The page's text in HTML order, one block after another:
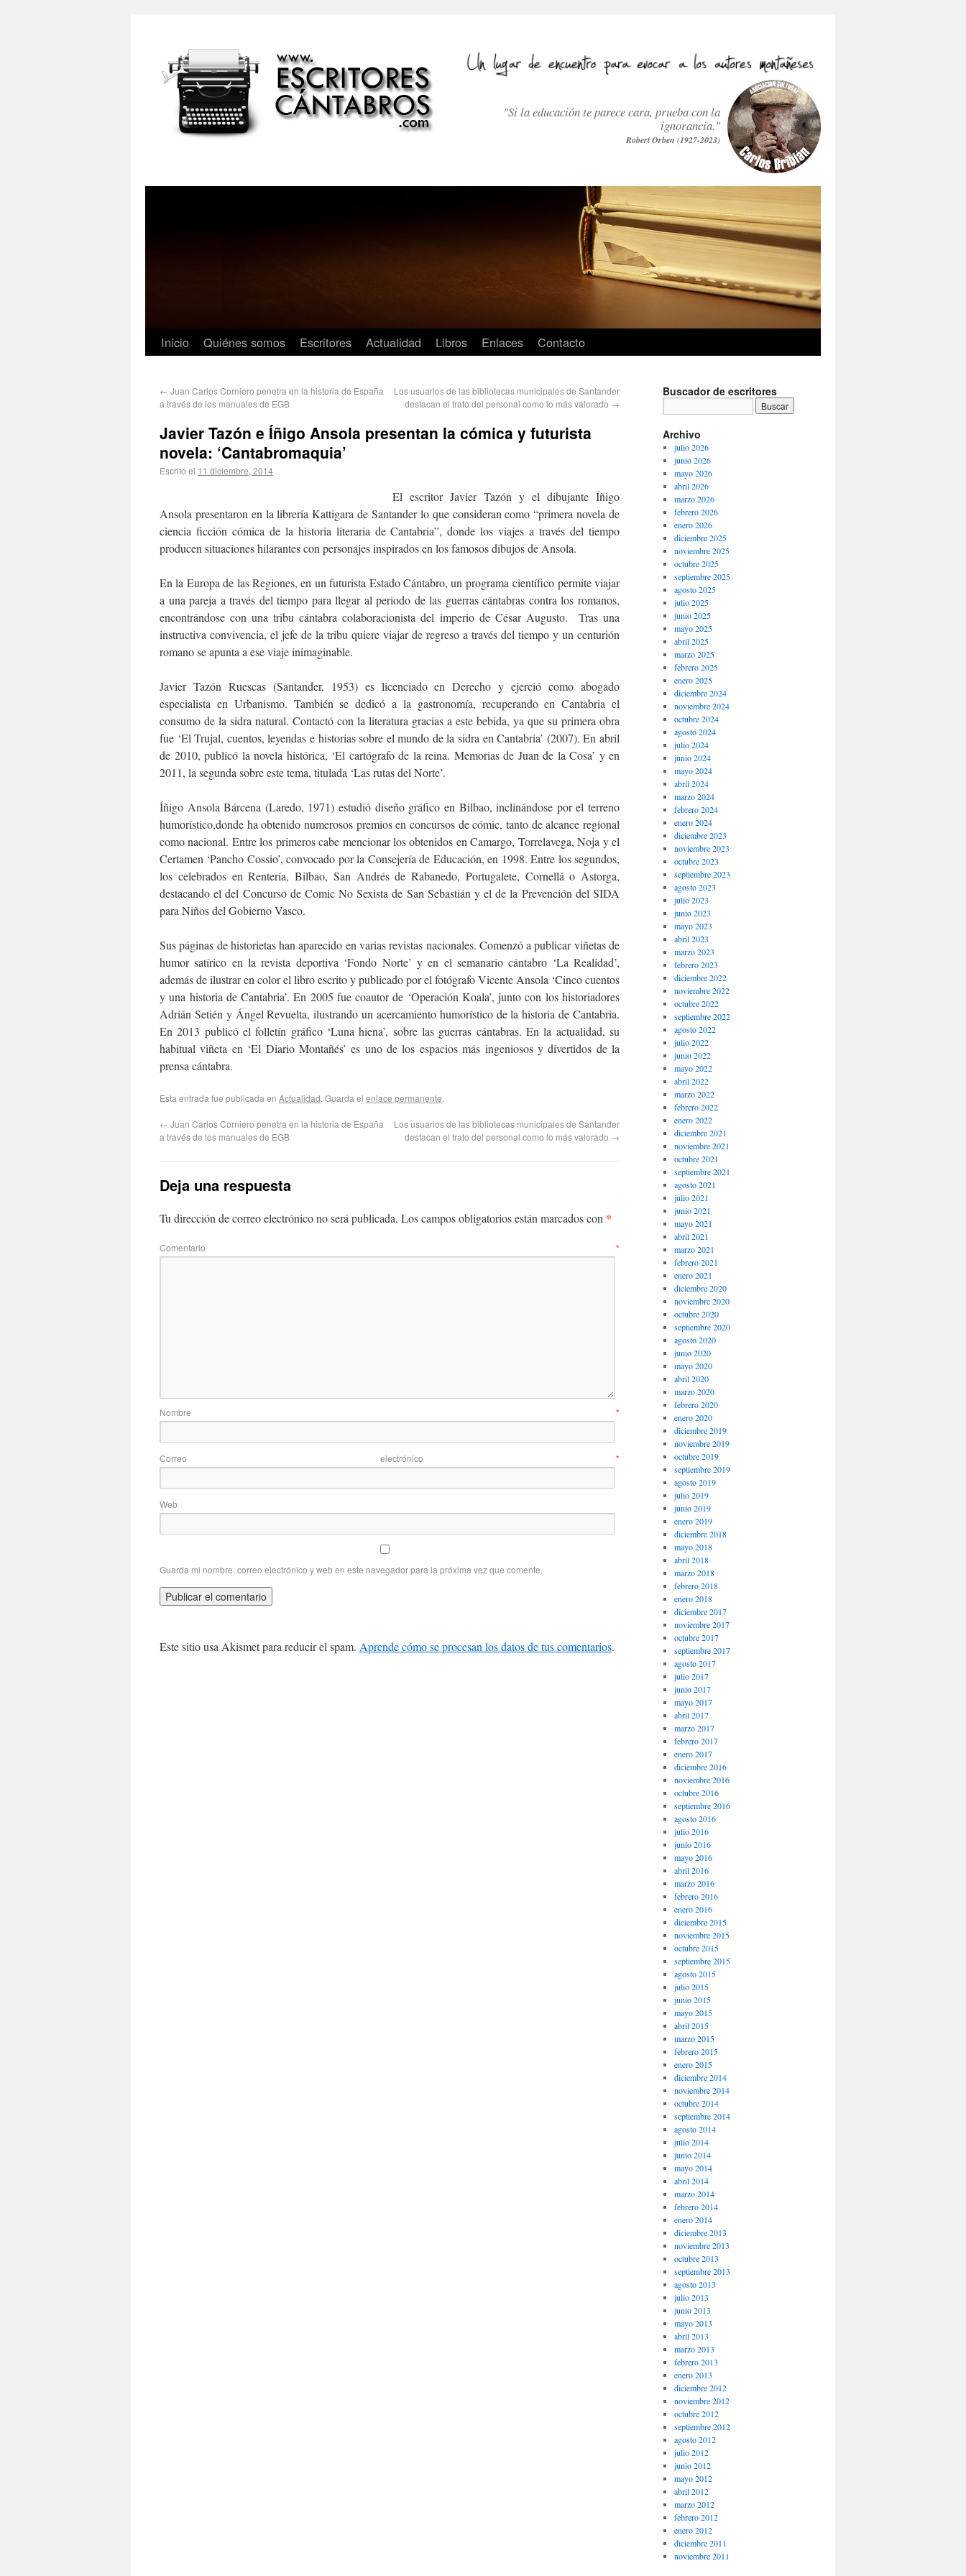
"Si la educación te parece cara, prueba con la
ignorancia."
Robert Orben (1927-2023)
Inicio Quiénes somos Escritores Actualidad Libros Enlaces Contacto
← Juan Carlos Corniero penetra en la historia de España
a través de los manuales de EGB
Los usuarios de las bibliotecas municipales de Santander
destacan el trato del personal como lo más valorado →
Javier Tazón e Íñigo Ansola presentan la cómica y futurista
novela: ‘Cantabromaquia’
Escrito el 11 diciembre, 2014
El escritor Javier Tazón y el dibujante Íñigo
Ansola presentaron en la librería Kattigara de Santander lo que consideran como “primera novela de
ciencia ficción cómica de la historia literaria de Cantabria”, donde los viajes a través del tiempo
producen situaciones hilarantes con personajes inspirados en los famosos dibujos de Ansola.
En la Europa de las Regiones, en un futurista Estado Cántabro, un programa científico permite viajar
a una pareja a través del tiempo para llegar al periodo de las guerras cántabras contra los romanos,
encontrándose con una tribu cántabra colaboracionista del imperio de César Augusto. Tras una
instructiva convivencia, el jefe de la tribu quiere viajar de regreso a través del tiempo y un centurión
romano se apunta a ese viaje inimaginable.
Javier Tazón Ruescas (Santander, 1953) es licenciado en Derecho y ejerció como abogado
especialista en Urbanismo. También se dedicó a la gastronomía, recuperando en Cantabria el
consumo de la sidra natural. Contactó con la literatura gracias a este bebida, ya que su primera obra
fue ‘El Trujal, cuentos, leyendas e historias sobre el mundo de la sidra en Cantabria’ (2007). En abril
de 2010, publicó la novela histórica, ‘El cartógrafo de la reina. Memorias de Juan de la Cosa’ y en
2011, la segunda sobre este tema, titulada ‘Las rutas del Norte’.
Íñigo Ansola Bárcena (Laredo, 1971) estudió diseño gráfico en Bilbao, inclinándose por el terreno
humorístico,donde ha obtenido numerosos premios en concursos de cómic, tanto de alcance regional
como nacional. Entre los primeros cabe mencionar los obtenidos en Camargo, Torrelavega, Noja y el
Certamen ‘Pancho Cossio’, convocado por la Consejería de Educación, en 1998. Entre los segundos,
los celebrados en Rentería, Bilbao, San Andrés de Rabanedo, Portugalete, Cornellá o Astorga,
destacando el del Concurso de Comic No Sexista de San Sebastián y el de la Prevención del SIDA
para Niños del Gobierno Vasco.
Sus páginas de historietas han aparecido en varias revistas nacionales. Comenzó a publicar viñetas de
humor satírico en la revista deportiva ‘Fondo Norte’ y en el semanario cántabro ‘La Realidad’,
además de ilustrar en color el libro escrito y publicado por el fotógrafo Vicente Ansola ‘Cinco cuentos
y una historia de Cantabria’. En 2005 fue coautor de ‘Operación Koala’, junto con los historiadores
Adrián Setién y Ángel Revuelta, ilustrando un acercamiento humorístico de la historia de Cantabria.
En 2013 publicó el folletín gráfico ‘Luna hiena’, sobre las guerras cántabras. En la actualidad, su
habitual viñeta en ‘El Diario Montañés’ es uno de los espacios más ingeniosos y divertidos de la
prensa cántabra.
Esta entrada fue publicada en Actualidad. Guarda el enlace permanente.
← Juan Carlos Corniero penetra en la historia de España
a través de los manuales de EGB
Los usuarios de las bibliotecas municipales de Santander
destacan el trato del personal como lo más valorado →
Deja una respuesta
Tu dirección de correo electrónico no será publicada. Los campos obligatorios están marcados con *
Comentario *
Nombre *
Correo electrónico *
Web
Guarda mi nombre, correo electrónico y web en este navegador para la próxima vez que comente.
Este sitio usa Akismet para reducir el spam. Aprende cómo se procesan los datos de tus comentarios.
Buscador de escritores
Archivo
julio 2026
junio 2026
mayo 2026
abril 2026
marzo 2026
febrero 2026
enero 2026
diciembre 2025
noviembre 2025
octubre 2025
septiembre 2025
agosto 2025
julio 2025
junio 2025
mayo 2025
abril 2025
marzo 2025
febrero 2025
enero 2025
diciembre 2024
noviembre 2024
octubre 2024
agosto 2024
julio 2024
junio 2024
mayo 2024
abril 2024
marzo 2024
febrero 2024
enero 2024
diciembre 2023
noviembre 2023
octubre 2023
septiembre 2023
agosto 2023
julio 2023
junio 2023
mayo 2023
abril 2023
marzo 2023
febrero 2023
diciembre 2022
noviembre 2022
octubre 2022
septiembre 2022
agosto 2022
julio 2022
junio 2022
mayo 2022
abril 2022
marzo 2022
febrero 2022
enero 2022
diciembre 2021
noviembre 2021
octubre 2021
septiembre 2021
agosto 2021
julio 2021
junio 2021
mayo 2021
abril 2021
marzo 2021
febrero 2021
enero 2021
diciembre 2020
noviembre 2020
octubre 2020
septiembre 2020
agosto 2020
junio 2020
mayo 2020
abril 2020
marzo 2020
febrero 2020
enero 2020
diciembre 2019
noviembre 2019
octubre 2019
septiembre 2019
agosto 2019
julio 2019
junio 2019
enero 2019
diciembre 2018
mayo 2018
abril 2018
marzo 2018
febrero 2018
enero 2018
diciembre 2017
noviembre 2017
octubre 2017
septiembre 2017
agosto 2017
julio 2017
junio 2017
mayo 2017
abril 2017
marzo 2017
febrero 2017
enero 2017
diciembre 2016
noviembre 2016
octubre 2016
septiembre 2016
agosto 2016
julio 2016
junio 2016
mayo 2016
abril 2016
marzo 2016
febrero 2016
enero 2016
diciembre 2015
noviembre 2015
octubre 2015
septiembre 2015
agosto 2015
julio 2015
junio 2015
mayo 2015
abril 2015
marzo 2015
febrero 2015
enero 2015
diciembre 2014
noviembre 2014
octubre 2014
septiembre 2014
agosto 2014
julio 2014
junio 2014
mayo 2014
abril 2014
marzo 2014
febrero 2014
enero 2014
diciembre 2013
noviembre 2013
octubre 2013
septiembre 2013
agosto 2013
julio 2013
junio 2013
mayo 2013
abril 2013
marzo 2013
febrero 2013
enero 2013
diciembre 2012
noviembre 2012
octubre 2012
septiembre 2012
agosto 2012
julio 2012
junio 2012
mayo 2012
abril 2012
marzo 2012
febrero 2012
enero 2012
diciembre 2011
noviembre 2011